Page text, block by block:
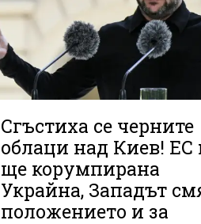
Сгъстиха се черните
облаци над Киев! ЕС
ще корумпирана
Украйна, Западът
положението и за